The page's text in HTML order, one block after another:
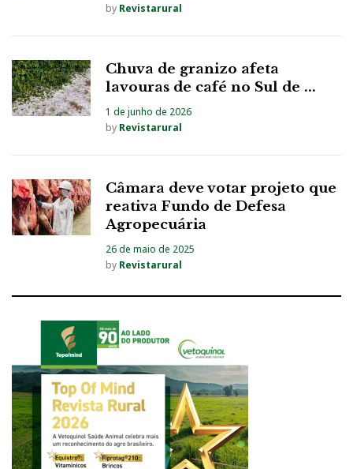
by Revistarural
Chuva de granizo afeta
lavouras de café no Sul de ...
1 de junho de 2026
by Revistarural
Câmara deve votar projeto que
reativa Fundo de Defesa
Agropecuária
26 de maio de 2025
by Revistarural